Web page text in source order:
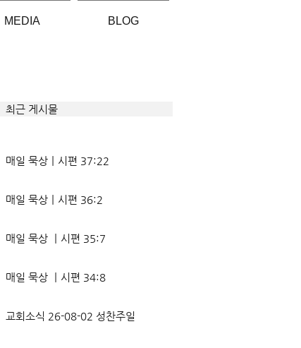
MEDIA BLOG
최근 게시물
매일 묵상ㅣ시편 37:22
매일 묵상ㅣ시편 36:2
매일 묵상 ㅣ시편 35:7
매일 묵상 ㅣ시편 34:8
교회소식 26-08-02 성찬주일